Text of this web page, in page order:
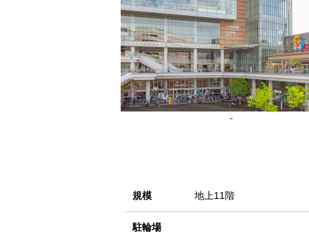
-
規模 地上11階
駐輪場